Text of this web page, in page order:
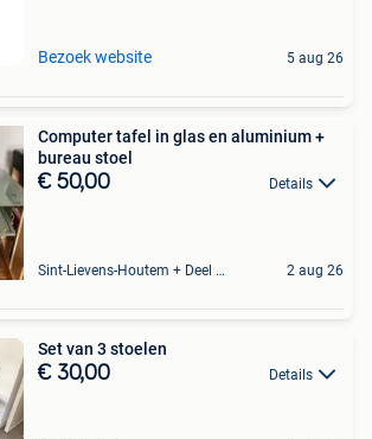
Bezoek website 5 aug 26
Computer tafel in glas en aluminium +
bureau stoel
€ 50,00 Details
Sint-Lievens-Houtem + Deel Oombergen 2 aug 26
Set van 3 stoelen
€ 30,00 Details